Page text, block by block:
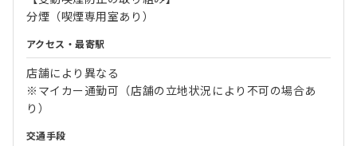
分煙（喫煙専用室あり）
アクセス・最寄駅
店舗により異なる
※マイカー通勤可（店舗の立地状況により不可の場合あ
り）
交通手段